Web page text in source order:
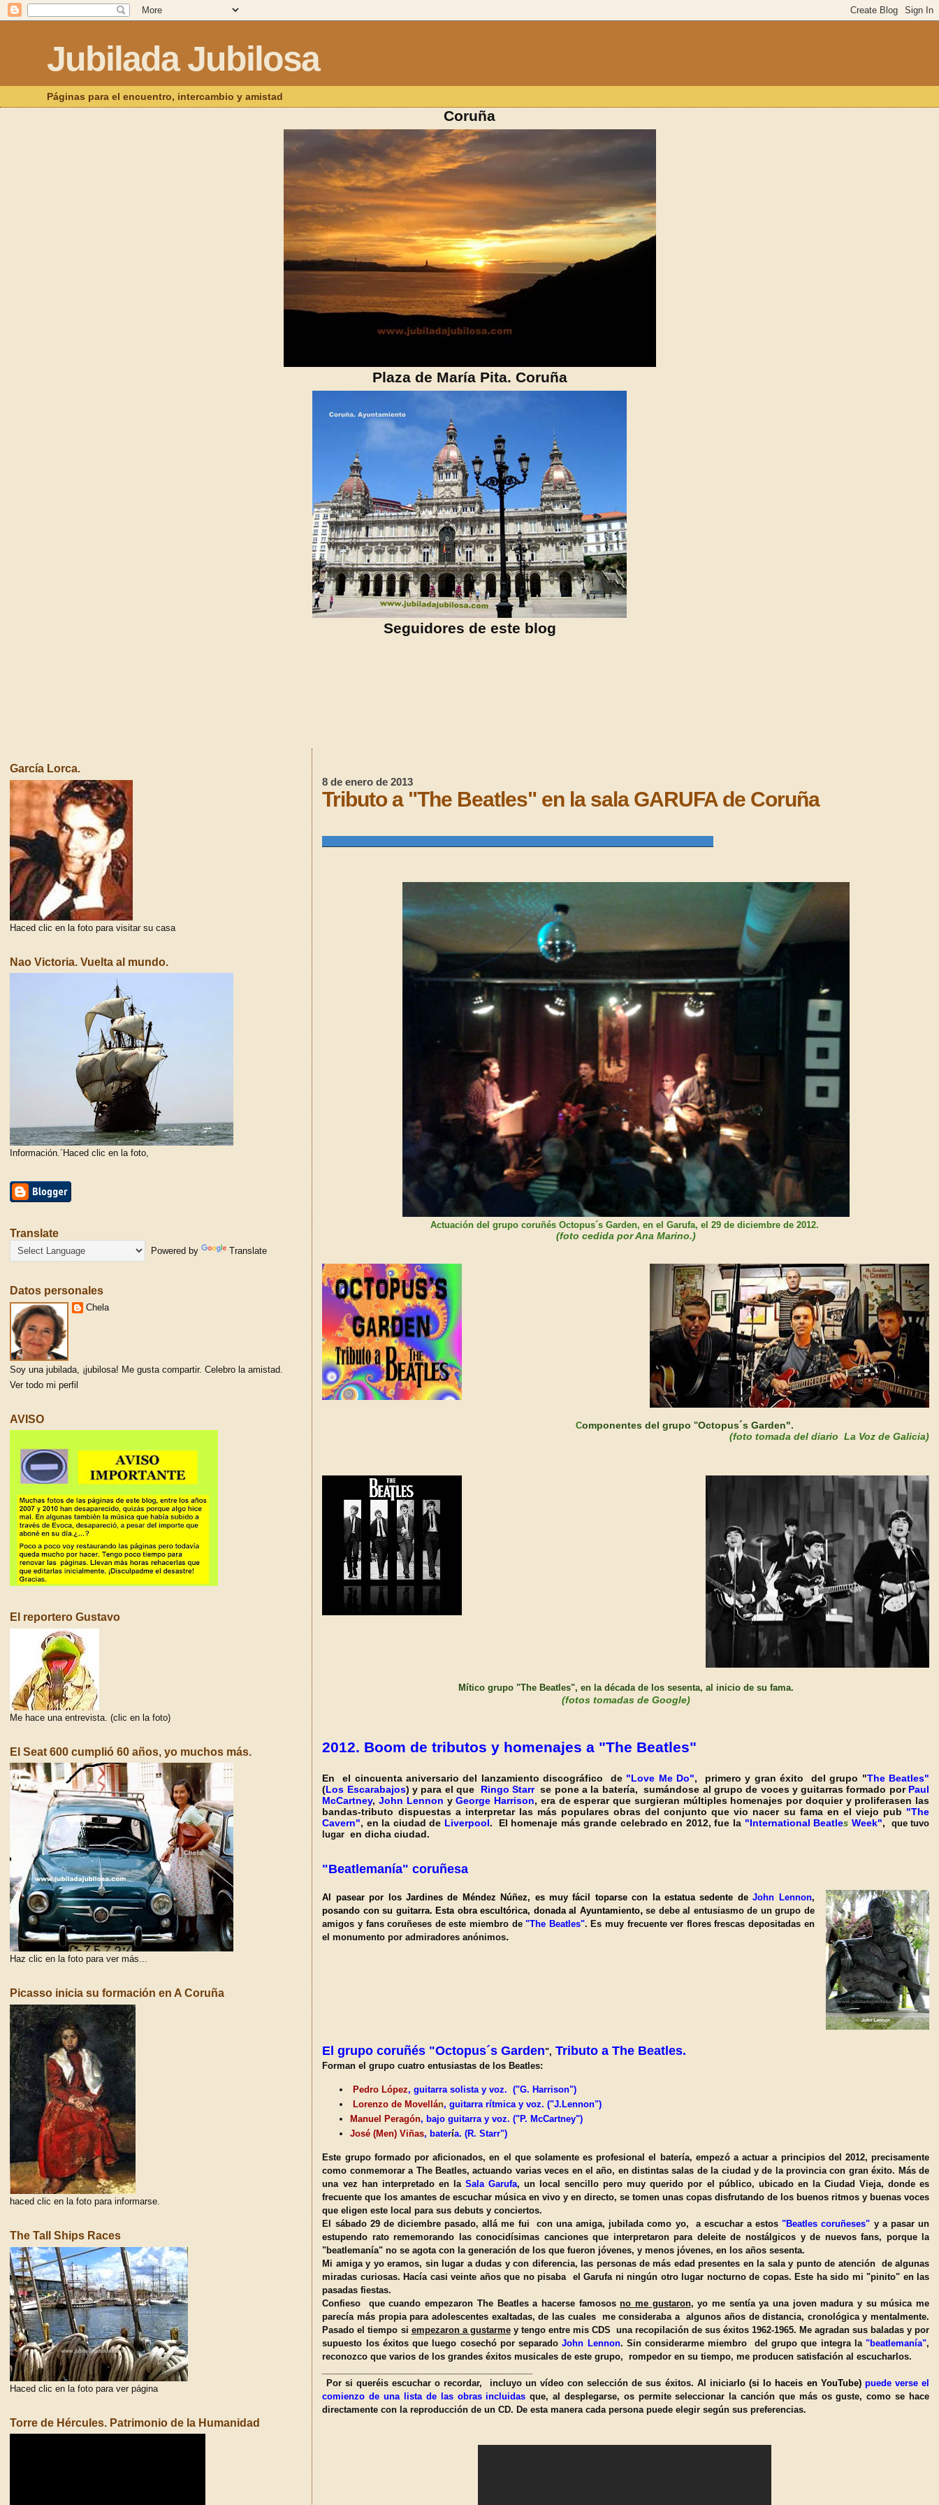
Jubilada Jubilosa
Páginas para el encuentro, intercambio y amistad
Coruña
Plaza de María Pita. Coruña
Seguidores de este blog
8 de enero de 2013
Tributo a "The Beatles" en la sala GARUFA de Coruña
Actuación del grupo coruñés Octopus´s Garden, en el Garufa, el 29 de diciembre de 2012.
(foto cedida por Ana Marino.)
Componentes del grupo "Octopus´s Garden".
(foto tomada del diario La Voz de Galicia)
Mítico grupo "The Beatles", en la década de los sesenta, al inicio de su fama.
(fotos tomadas de Google)
2012. Boom de tributos y homenajes a "The Beatles"
En el cincuenta aniversario del lanzamiento discográfico de "Love Me Do", primero y gran éxito del grupo "The Beatles"
(Los Escarabajos) y para el que Ringo Starrse pone a la batería, sumándose al grupo de voces y guitarras formado por Paul
McCartney,John Lennon yGeorge Harrison, era de esperar que surgieran múltiples homenajes por doquier y proliferasen las
bandas-tributo dispuestas a interpretar las más populares obras del conjunto que vio nacer su fama en el viejo pub "The
Cavern", en la ciudad de Liverpool. El homenaje más grande celebrado en 2012, fue la "International Beatles Week",
que tuvo
lugar en dicha ciudad.
"Beatlemanía" coruñesa
Al pasear por los Jardines de Méndez Núñez, es muy fácil toparsecon la estatua sedente de John Lennon,
posando con su guitarra. Esta obra escultórica, donada al Ayuntamiento,se debe al entusiasmo de un grupo de
amigos y fans coruñeses de este miembro de"The Beatles". Es muy frecuente ver flores frescas depositadas en
el monumento por admiradores anónimos.
El grupo coruñés "Octopus´s Garden", Tributo a The Beatles.
Forman el grupo cuatro entusiastas de los Beatles:
Pedro López, guitarra solista y voz.("G. Harrison")
Lorenzo de Movellán, guitarra rítmica y voz. ("J.Lennon")
Manuel Peragón, bajo guitarra y voz. ("P. McCartney")
José (Men) Viñas, batería. (R. Starr")
Este grupoformado por aficionados, en el que solamente es profesionalel batería, empezó a actuar a principios del 2012, precisamente
como conmemorar a The Beatles, actuando varias veces en el año, en distintas salas de la ciudad y de la provincia con gran éxito. Másde
una vez han interpretado en la Sala Garufa, un local sencil lo pero muy querido por el pú blico, ubicado en la Ciudad Vieja, donde es
frecuente que los amantes de escuchar música en vivo y en directo, se tomen unas copas disfrutando de los buenos ritmos y buenas voces
que el igen este local para sus debuts y conciertos.
El sábado 29 de diciembre pasado, alláme fui con una amiga, jubilada como yo, a escuchar a estos"Beatles coruñeses" y a pasar un
estupendo rato rememorando las conocidísimas canciones que interpretaron para deleite de nostálgicos y de nuevos fans, porque la
"beatlemanía" no se agota con la generación de los que fueron jóvenes,y menos jóvenes,en losañossesenta.
Mi amiga y yo eramos, sin lugar a dudas y con diferencia, las personas de más edad presentes en la sala y punto de atención de algunas
miradas curiosas. Hacía casi veinte años que no pisaba el Garufa ni ningún otro lugar nocturnode copas. Este ha sido mi "pinito" en las
pasadas fiestas.
Confieso
que cuando empezaron TheBeatles a hacerse famososno me gustaron, yo me sentía ya una joven madura y su música me
parecía más propiapara adolescentesexaltadas,de las cualesmeconsideraba a algunos años dedistancia, cronol ógica y mentalmente.
Pasado el tiempo si empezaron a gustarmey tengo entre mis CDS una recopilación de sus éxitos 1962-1965. Me agradansus baladas y por
supuesto los éxitos que luego cosechó por separadoJohn Lennon. Sin considerarme miembro del grupoque integra la"beatlemanía",
reconozco quevariosde los grandes éxitos musicalesde este grupo, rompedor en su tiempo, me producen satisfación al escucharlos.
Por si queréisescuchar orecordar, incluyo un vídeo con selección de sus éxitos. Al iniciarlo(si lo haceis en YouTube)puede verseel
comienzo de una lista de las obras incluidas que, al desplegarse, os permite seleccionar la canción que más os guste, comose hace
directamente con la reproducción de un CD. Deesta manera cadapersonapuede elegir según sus preferencias.
García Lorca.
Haced clic en la foto para visitar su casa
Nao Victoria. Vuelta al mundo.
Información.´Haced clic en la foto,
Translate
Powered by Translate
Datos personales
Chela
Soy una jubilada, ¡jubilosa! Me gusta compartir. Celebro la amistad.
Ver todo mi perfil
AVISO
El reportero Gustavo
Me hace una entrevista. (clic en la foto)
El Seat 600 cumplió 60 años, yo muchos más.
Haz clic en la foto para ver más...
Picasso inicia su formación en A Coruña
haced clic en la foto para informarse.
The Tall Ships Races
Haced clic en la foto para ver página
Torre de Hércules. Patrimonio de la Humanidad